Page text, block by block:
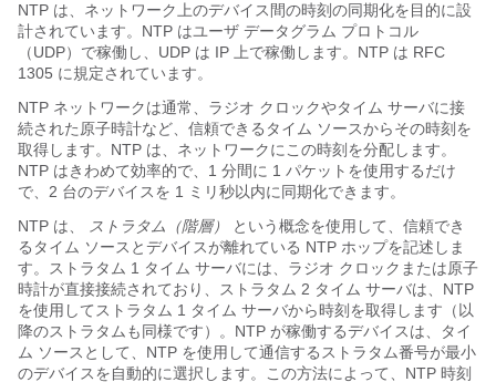
NTP は、ネットワーク上のデバイス間の時刻の同期化を目的に設
計されています。NTP はユーザ データグラム プロトコル
（UDP）で稼働し、UDP は IP 上で稼働します。NTP は RFC
1305 に規定されています。
NTP ネットワークは通常、ラジオ クロックやタイム サーバに接
続された原子時計など、 信頼できるタイム ソースからその時刻を
取得します。NTP は、ネットワークにこの時刻を分配します。
NTP はきわめて効率的で、1 分間に 1 パケットを使用するだけ
で、2 台のデバイスを 1 ミリ秒以内に 同期化できます。
NTP は、
ストラタム（階層）
という概念を使用して、信頼でき
るタイム ソースとデバイスが離れている NTP ホップを記述しま
す。
ストラタム 1 タイム サーバには、ラジオ クロックまたは原子
時計が直接接続されており、ストラタム 2 タイム サーバは、NTP
を使用してストラタム 1 タイム サーバから時刻を取得します（以
降のストラタムも同様です）。NTP が稼働するデバイスは、タイ
ム ソースとして、NTP を使用して通信するストラタム番号が最小
のデバイスを自動的に選択します。この方法によって、NTP 時刻